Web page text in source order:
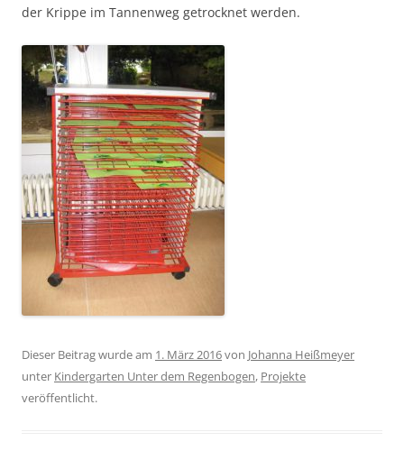
der Krippe im Tannenweg getrocknet werden.
Dieser Beitrag wurde am 1. März 2016von Johanna Heißmeyer
unter Kindergarten Unter dem Regenbogen, Projekte
veröffentlicht.